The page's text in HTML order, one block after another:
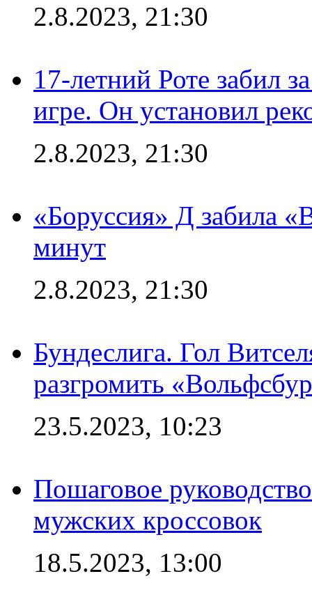
2.8.2023, 21:30
17-летний Роте забил
игре. Он установил
2.8.2023, 21:30
«Боруссия» Д забила
минут
2.8.2023, 21:30
Бундеслига. Гол
разгромить
23.5.2023, 10:23
Пошаговое
мужских кроссовок
18.5.2023, 13:00